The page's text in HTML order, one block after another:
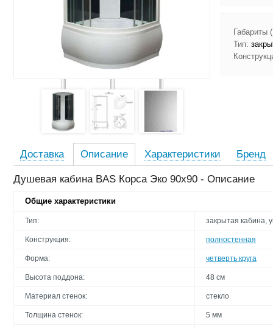
Тип:
Доставка Описание Характеристики Бренд
Душевая кабина BAS Корса Эко 90х90 - Описание
Общие характеристики
Тип: закрытая кабина,
Конструкция: полностенная
Форма: четверть круга
Высота поддона: 48 cм
Материал стенок: стекло
Толщина стенок: 5 мм